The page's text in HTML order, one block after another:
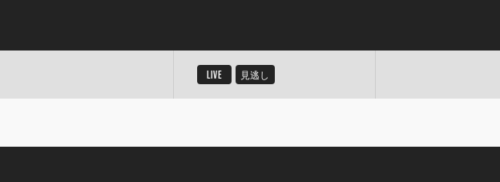
LIVE 見逃し